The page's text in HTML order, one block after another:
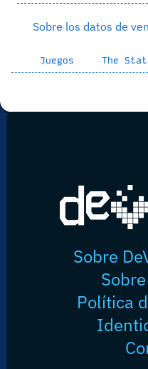
Sobre los datos de
Juegos The
Sobre
Política